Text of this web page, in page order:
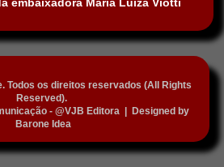
embaixadora Maria Luiza Viotti
Todos os direitos reservados (All Rights
Reserved).
- @VJB Editora|
Designed by
Barone Idea